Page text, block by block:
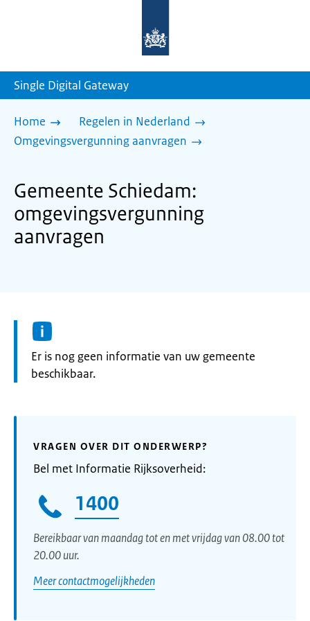
homepage
Single Digital Gateway
Home
Regelen in Nederland
Omgevingsvergunning aanvragen
Gemeente Schiedam:
omgevingsvergunning
aanvragen
Informatie:
Er is nog geen informatie van uw gemeente
beschikbaar.
VRAGEN OVER DIT ONDERWERP?
Bel met Informatie Rijksoverheid:
1400
Bereikbaar van maandag tot en met vrijdag van 08.00 tot
20.00 uur.
Meer contactmogelijkheden